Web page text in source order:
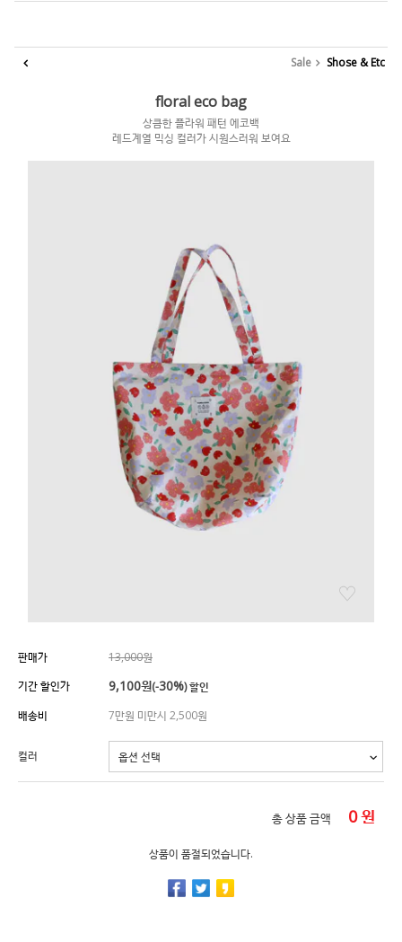
Sale Shose & Etc
floral eco bag
상큼한 플라워 패턴 에코백
레드계열 믹싱 컬러가 시원스러워 보여요
판매가
13,000원
기간 할인가
9,100원(-30%) 할인
배송비
7만원 미만시 2,500원
컬러
총 상품 금액 0원
상품이 품절되었습니다.